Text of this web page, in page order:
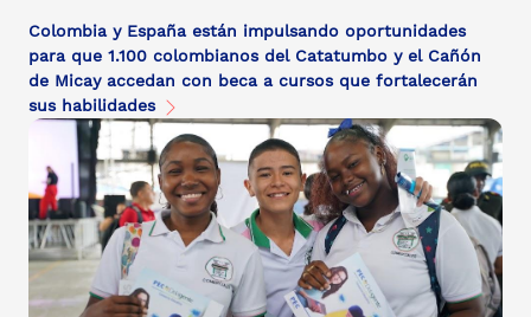
Colombia y España están impulsando oportunidades
para que 1.100 colombianos del Catatumbo y el Cañón
de Micay accedan con beca a cursos que fortalecerán
sus habilidades